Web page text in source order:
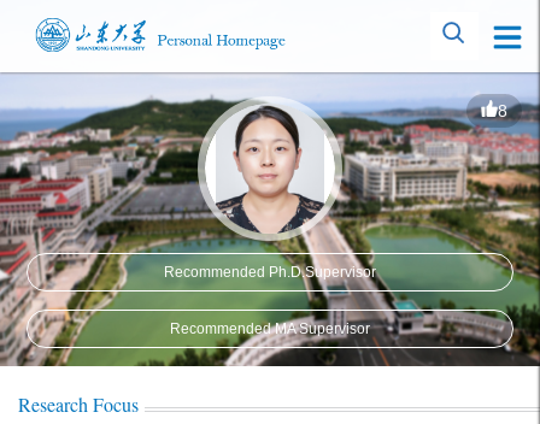
8
Recommended Ph.D.Supervisor
Recommended MA Supervisor
Research Focus